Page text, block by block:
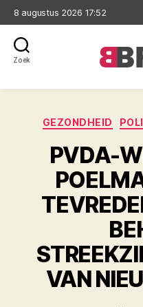
8 augustus 2026 17:52
Zoek
GEZONDHEID
PVDA-
VAN